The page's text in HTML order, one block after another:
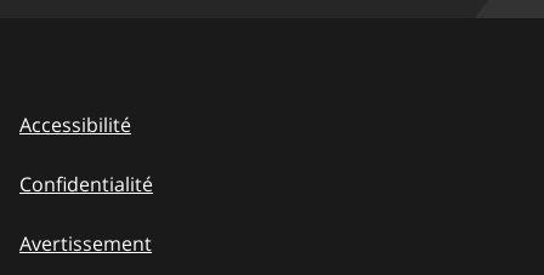
Accessibilité
Confidentialité
Avertissement